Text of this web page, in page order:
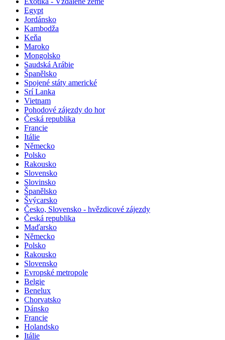
Egypt
Jordánsko
Kambodža
Keňa
Maroko
Mongolsko
Saudská Arábie
Španělsko
Spojené státy americké
Srí Lanka
Vietnam
Pohodové zájezdy do hor
Česká republika
Francie
Itálie
Německo
Polsko
Rakousko
Slovensko
Slovinsko
Španělsko
Švýcarsko
Česko, Slovensko - hvězdicové zájezdy
Česká republika
Maďarsko
Německo
Polsko
Rakousko
Slovensko
Evropské metropole
Belgie
Benelux
Chorvatsko
Dánsko
Francie
Holandsko
Itálie